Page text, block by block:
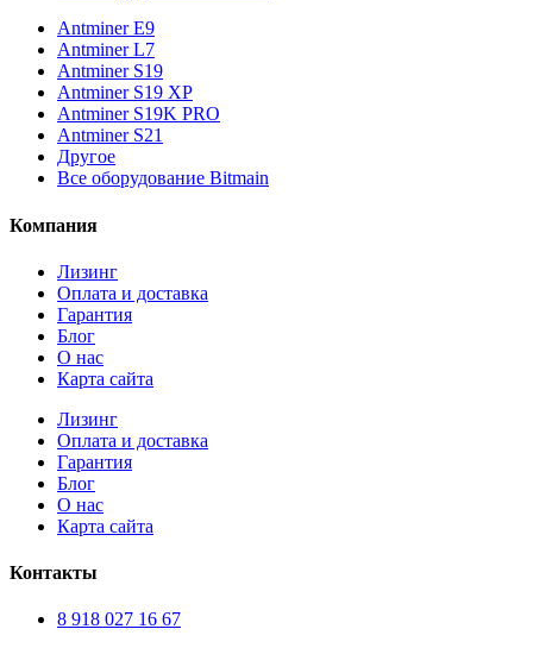
Antminer E9
Antminer L7
Antminer S19
Antminer S19 XP
Antminer S19K PRO
Antminer S21
Другое
Все оборудование Bitmain
Компания
Лизинг
Оплата и доставка
Гарантия
Блог
О нас
Карта сайта
Лизинг
Оплата и доставка
Гарантия
Блог
О нас
Карта сайта
Контакты
8 918 027 16 67